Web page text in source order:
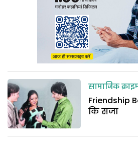
सामाजिक
Friendship
कि सजा